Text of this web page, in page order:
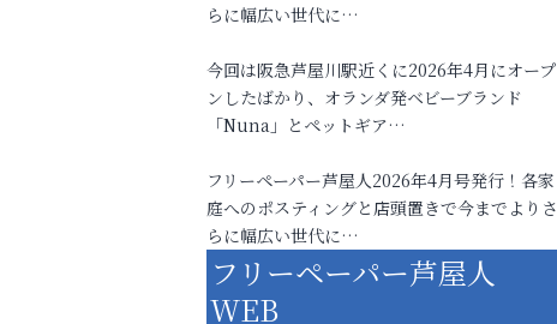
らに幅広い世代に…
今回は阪急芦屋川駅近くに2026年4月にオープ
ンしたばかり、オランダ発ベビーブランド
「Nuna」とペットギア…
フリーペーパー芦屋人2026年4月号発行！各家
庭へのポスティングと店頭置きで今までよりさ
らに幅広い世代に…
フリーペーパー芦屋人
WEB